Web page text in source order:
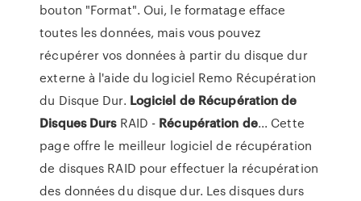
bouton "Format". Oui, le formatage efface
toutes les données, mais vous pouvez
récupérer vos données à partir du disque dur
externe à l'aide du logiciel Remo Récupération
du Disque Dur. Logiciel de Récupération de
Disques DursRAID - Récupération de... Cette
page offre le meilleur logiciel de récupération
de disques RAID pour effectuer la récupération
des données du disque dur. Les disques durs